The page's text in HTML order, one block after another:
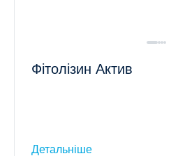
Фітолізин Актив
Детальніше